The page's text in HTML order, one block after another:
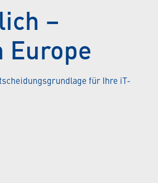
–
Europe
für Ihre iT-